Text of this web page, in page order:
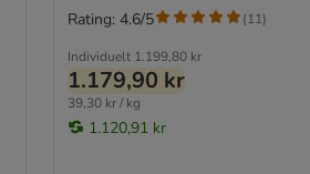
Individuelt 1.199,80 kr
1.179,90 kr
39,30 kr / kg
1.120,91 kr
Rating: 4.6/5 (11)